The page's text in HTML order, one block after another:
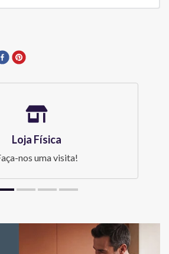
Loja Física
nos uma visita!